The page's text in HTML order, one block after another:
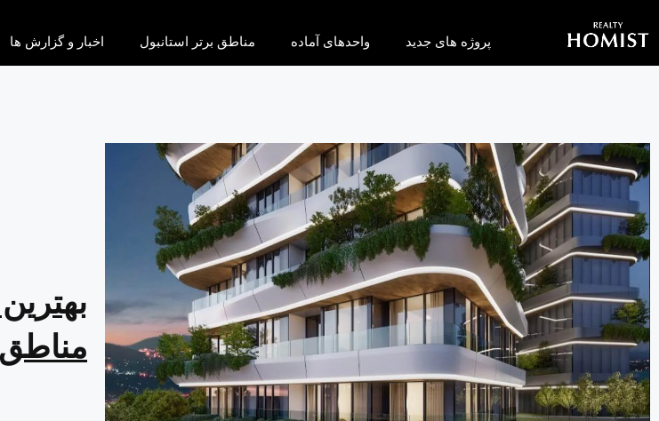
پروژه های جدید واحدهای آماده مناطق برتر استانبول اخبار و گزارش ها
مناطق